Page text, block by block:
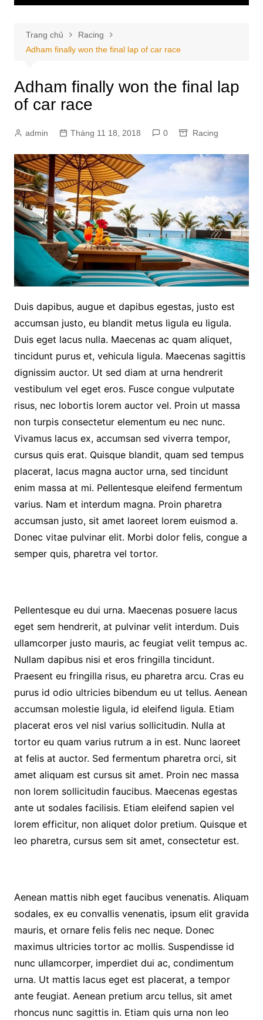
Trang chủ
Racing
Adham finally won the final lap of car race
Adham finally won the final lap
of car race
admin Tháng 11 18, 2018 0 Racing
Duis dapibus, augue et dapibus egestas, justo est
accumsan justo, eu blandit metus ligula eu ligula.
Duis eget lacus nulla. Maecenas ac quam aliquet,
tincidunt purus et, vehicula ligula. Maecenas sagittis
dignissim auctor. Ut sed diam at urna hendrerit
vestibulum vel eget eros. Fusce congue vulputate
risus, nec lobortis lorem auctor vel. Proin ut massa
non turpis consectetur elementum eu nec nunc.
Vivamus lacus ex, accumsan sed viverra tempor,
cursus quis erat. Quisque blandit, quam sed tempus
placerat, lacus magna auctor urna, sed tincidunt
enim massa at mi. Pellentesque eleifend fermentum
varius. Nam et interdum magna. Proin pharetra
accumsan justo, sit amet laoreet lorem euismod a.
Donec vitae pulvinar elit. Morbi dolor felis, congue a
semper quis, pharetra vel tortor.
Pellentesque eu dui urna. Maecenas posuere lacus
eget sem hendrerit, at pulvinar velit interdum. Duis
ullamcorper justo mauris, ac feugiat velit tempus ac.
Nullam dapibus nisi et eros fringilla tincidunt.
Praesent eu fringilla risus, eu pharetra arcu. Cras eu
purus id odio ultricies bibendum eu ut tellus. Aenean
accumsan molestie ligula, id eleifend ligula. Etiam
placerat eros vel nisl varius sollicitudin. Nulla at
tortor eu quam varius rutrum a in est. Nunc laoreet
at felis at auctor. Sed fermentum pharetra orci, sit
amet aliquam est cursus sit amet. Proin nec massa
non lorem sollicitudin faucibus. Maecenas egestas
ante ut sodales facilisis. Etiam eleifend sapien vel
lorem efficitur, non aliquet dolor pretium. Quisque et
leo pharetra, cursus sem sit amet, consectetur est.
Aenean mattis nibh eget faucibus venenatis. Aliquam
sodales, ex eu convallis venenatis, ipsum elit gravida
mauris, et ornare felis felis nec neque. Donec
maximus ultricies tortor ac mollis. Suspendisse id
nunc ullamcorper, imperdiet dui ac, condimentum
urna. Ut mattis lacus eget est placerat, a tempor
ante feugiat. Aenean pretium arcu tellus, sit amet
rhoncus nunc sagittis in. Etiam quis urna non leo